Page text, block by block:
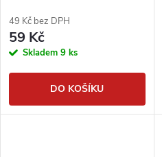
49 Kč bez DPH
59 Kč
Skladem 9 ks
DO KOŠÍKU